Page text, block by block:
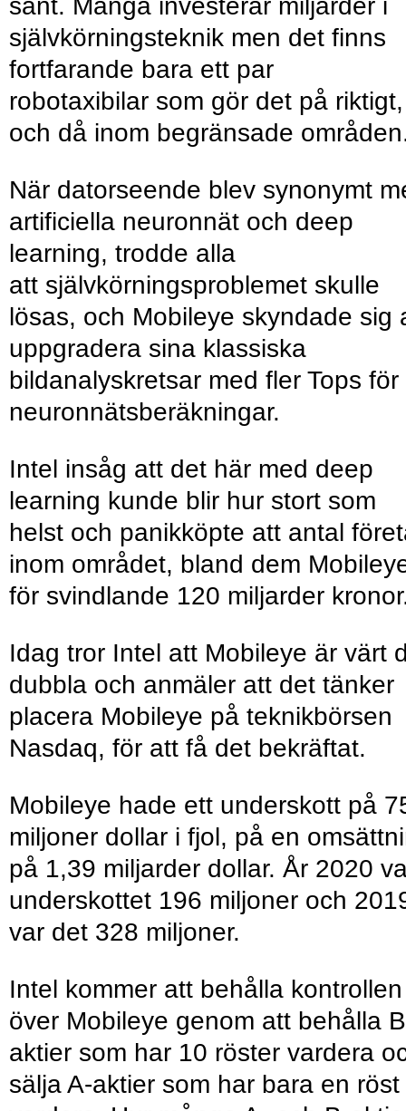
sant. Många investerar miljarder i
självkörningsteknik men det finns
fortfarande bara ett par
robotaxibilar som gör det på riktigt,
och då inom begränsade
När datorseende blev synonymt
artificiella neuronnät och deep
learning, trodde alla
att självkörningsproblemet skulle
lösas, och Mobileye skyndade sig
uppgradera sina klassiska
bildanalyskretsar med fler Tops för
neuronnätsberäkningar.
Intel insåg att det här med deep
learning kunde blir hur stort som
helst och panikköpte att antal
inom området, bland dem
för svindlande 120 miljarder
Idag tror Intel att Mobileye är värt
dubbla och anmäler att det tänker
placera Mobileye på teknikbörsen
Nasdaq, för att få det bekräftat.
Mobileye hade ett underskott på
miljoner dollar i fjol, på en
på 1,39 miljarder dollar. År 2020
underskottet 196 miljoner och
var det 328 miljoner.
Intel kommer att behålla kontrollen
över Mobileye genom att behålla
aktier som har 10 röster vardera
sälja A-aktier som har bara en röst